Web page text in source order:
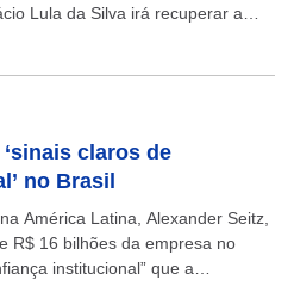
Lula da Silva irá recuperar a
claros de
no Brasil
América Latina, Alexander Seitz,
R$ 16 bilhões da empresa no
institucional” que a